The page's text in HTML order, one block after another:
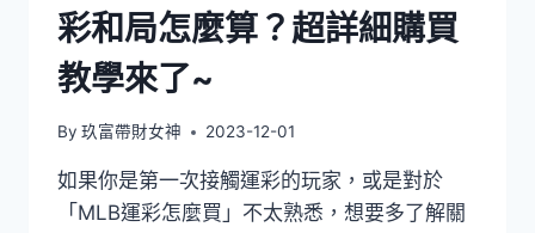
彩和局怎麼算？超詳細購買
教學來了~
By 玖富帶財女神 2023-12-01
如果你是第一次接觸運彩的玩家，或是對於
「MLB運彩怎麼買」不太熟悉，想要多了解關